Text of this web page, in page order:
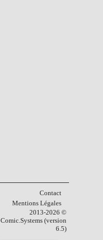
Contact
Mentions Légales
2013-2026 ©
Comic.Systems (version
6.5)